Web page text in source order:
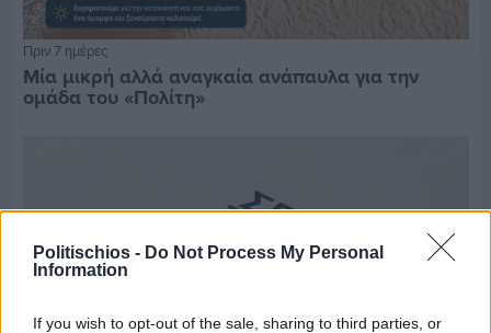
Politischios - Do Not Process My Personal
Information
If you wish to opt-out of the sale, sharing to third parties, or
Πριν 7 ημέρες
Μία μικρή αλλά αναγκαία ανάπαυλα για την
ομάδα του «Πολίτη»